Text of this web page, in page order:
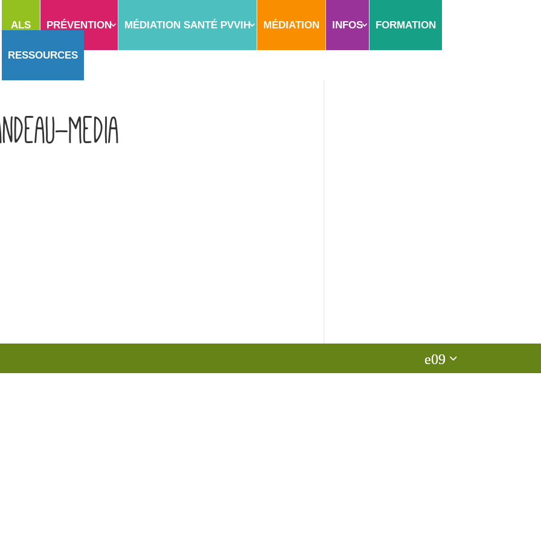
ALS PRÉVENTION MÉDIATION SANTÉ PVVIH MÉDIATION INFOS FORMATION
RESSOURCES
media